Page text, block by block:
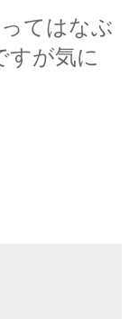
てはなぶ
すが気に